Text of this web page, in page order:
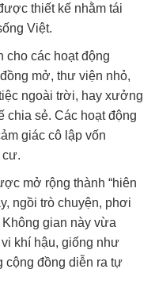
thiết kế nhằm tái
Việt.
cho các hoạt động
mở, thư viện nhỏ,
ngoài trời, hay xưởng
chia sẻ. Các hoạt động
giác cô lập vốn
cư.
mở rộng thành “hiên
ngồi trò chuyện, phơi
gian này vừa
khí hậu, giống như
cộng đồng diễn ra tự